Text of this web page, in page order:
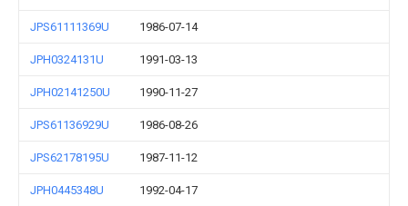
JPS61111369U 1986-07-14
JPH0324131U 1991-03-13
JPH02141250U 1990-11-27
JPS61136929U 1986-08-26
JPS62178195U 1987-11-12
JPH0445348U 1992-04-17